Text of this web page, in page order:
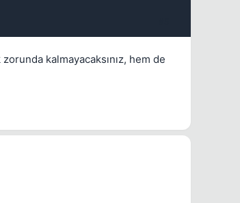
İptal
kalmayacaksınız, hem de